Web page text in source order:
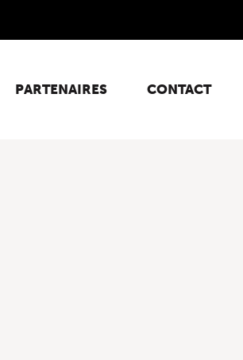
PARTENAIRES CONTACT